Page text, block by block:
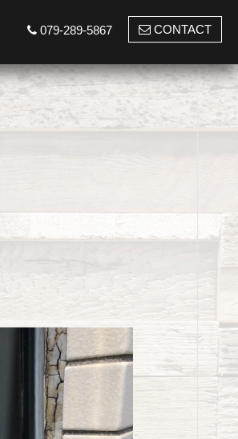
079-289-5867 CONTACT